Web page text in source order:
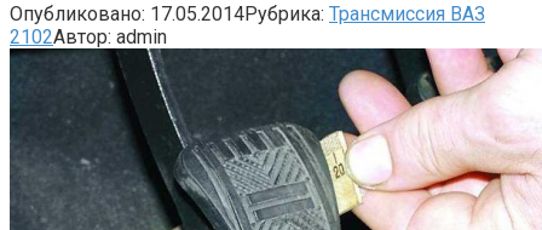
Опубликовано: 17.05.2014Рубрика: Трансмиссия ВАЗ
2102Автор: admin